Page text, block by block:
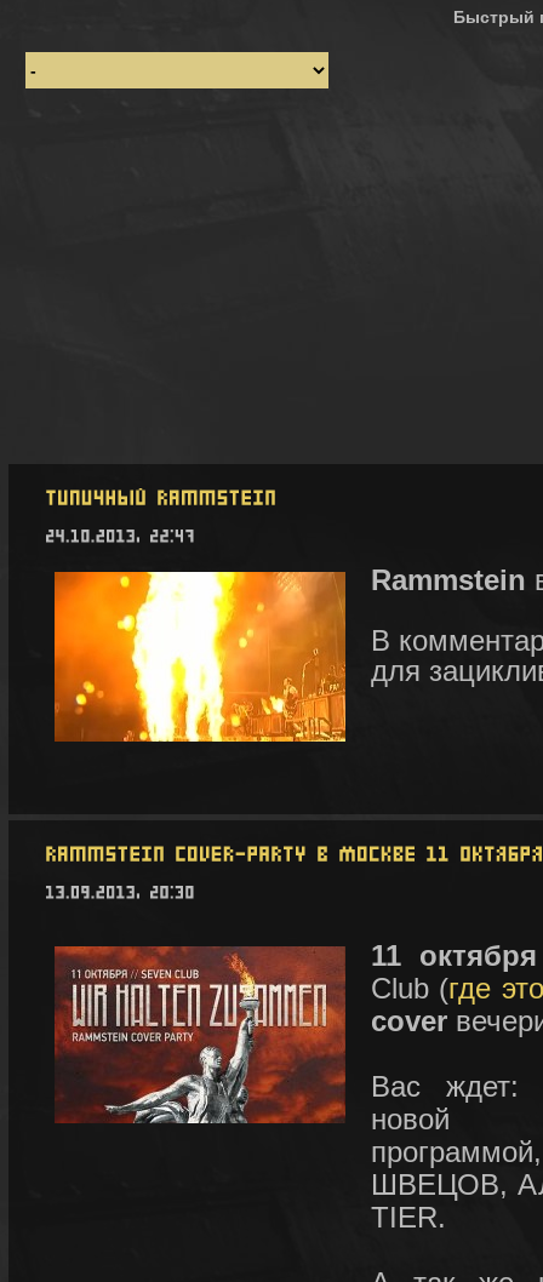
Быстрый
Rammstein
В
для
11 октября
Club (где
cover
Вас ждет:
ШВЕЦОВ,
TIER.